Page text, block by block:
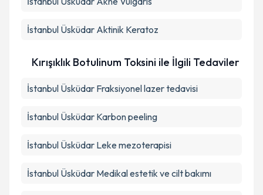
İstanbul Üsküdar Aktinik Keratoz
Kırışıklık Botulinum Toksini ile İlgili Tedaviler
İstanbul Üsküdar Fraksiyonel lazer tedavisi
İstanbul Üsküdar Karbon peeling
İstanbul Üsküdar Leke mezoterapisi
İstanbul Üsküdar Medikal estetik ve cilt bakımı